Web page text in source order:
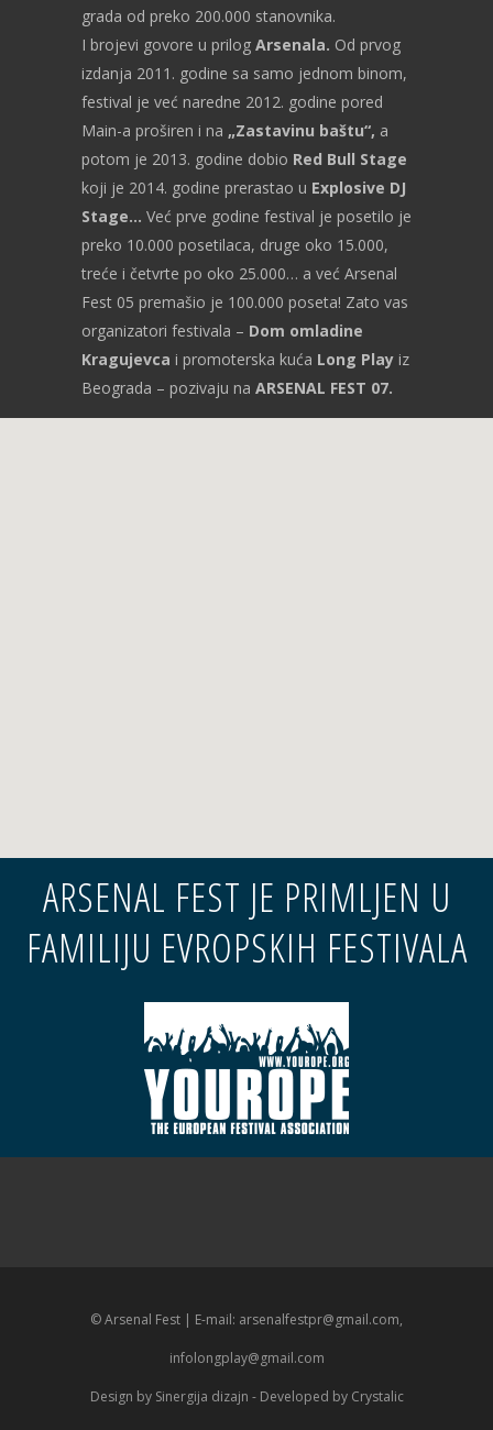
grada od preko 200.000 stanovnika.
I brojevi govore u prilog Arsenala. Od prvog
izdanja 2011. godine sa samo jednom binom,
festival je već naredne 2012. godine pored
Main-a proširen i na „Zastavinu baštu“, a
potom je 2013. godine dobio Red Bull Stage
koji je 2014. godine prerastao u Explosive DJ
Stage… Već prve godine festival je posetilo je
preko 10.000 posetilaca, druge oko 15.000,
treće i četvrte po oko 25.000… a već Arsenal
Fest 05 premašio je 100.000 poseta! Zato vas
organizatori festivala – Dom omladine
Kragujevca i promoterska kuća Long Play iz
Beograda – pozivaju na ARSENAL FEST 07.
ARSENAL FEST JE PRIMLJEN U
FAMILIJU EVROPSKIH FESTIVALA
© Arsenal Fest | E-mail: arsenalfestpr@gmail.com,
infolongplay@gmail.com
Design by Sinergija dizajn - Developed by Crystalic